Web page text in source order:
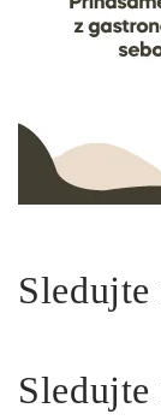
Sledujte
Sledujte